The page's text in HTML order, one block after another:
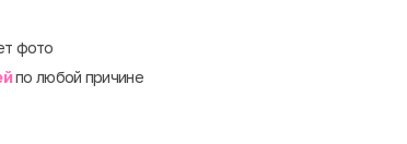
фото
по любой причине